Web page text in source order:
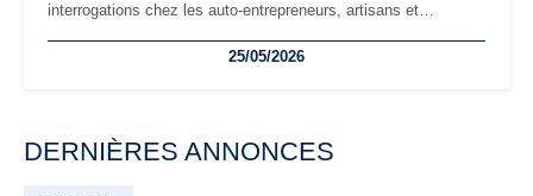
interrogations chez les auto-entrepreneurs, artisans et
facturation ou risque de bascule vers la TVA : les règles
25/05/2026
DERNIÈRES ANNONCES